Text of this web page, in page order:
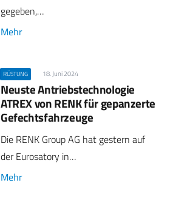
gegeben,…
Mehr
RÜSTUNG 18. Juni 2024
Neuste Antriebstechnologie
ATREX von RENK für gepanzerte
Gefechtsfahrzeuge
Die RENK Group AG hat gestern auf
der Eurosatory in…
Mehr